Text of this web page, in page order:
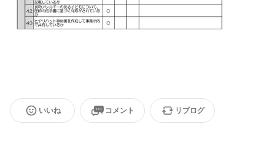
いいね コメント リブログ